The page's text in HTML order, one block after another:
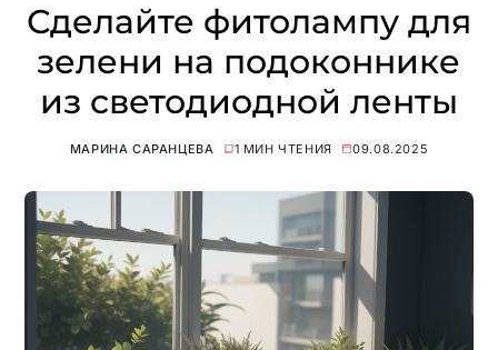
Сделайте фитолампу для
зелени на подоконнике
из светодиодной ленты
МАРИНА САРАНЦЕВА 1 МИН ЧТЕНИЯ 09.08.2025